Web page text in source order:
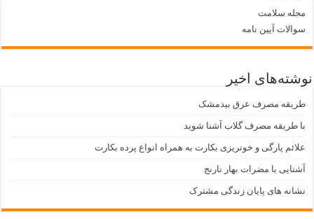
مجله سلامت
سوالات آیین نامه
نوشته‌های اخیر
طریقه مصرف عرق بیدمشک
با طریقه مصرف گلاب آشنا شوید
علائم پارگی و خونریزی بکارت به همراه انواع پرده بکارت
آشنایی با مضرات بهار نارنج
نشانه های پایان زندگی مشترک